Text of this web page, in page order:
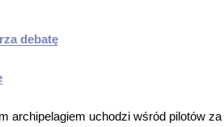
debatę
archipelagiem uchodzi wśród pilotów za